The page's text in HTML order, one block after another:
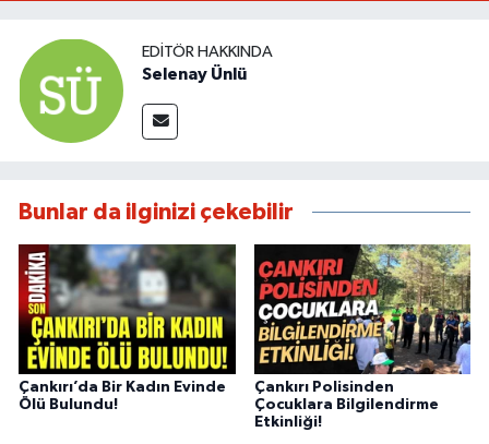
EDITÖR HAKKINDA
Selenay Ünlü
Bunlar da ilginizi çekebilir
Çankırı’da Bir Kadın Evinde
Ölü Bulundu!
Çankırı Polisinden
Çocuklara Bilgilendirme
Etkinliği!